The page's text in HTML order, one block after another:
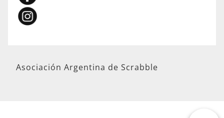
Asociación Argentina de Scrabble